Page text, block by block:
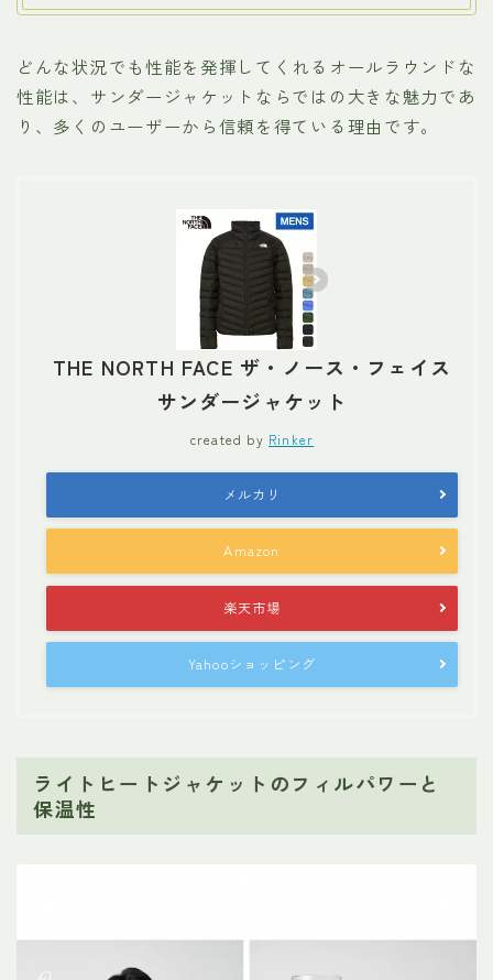
どんな状況でも性能を発揮してくれるオールラウンドな
性能は、サンダージャケットならではの大きな魅力であ
り、多くのユーザーから信頼を得ている理由です。
THE NORTH FACE ザ・ノース・フェイス
サンダージャケット
created by Rinker
メルカリ
Amazon
楽天市場
Yahooショッピング
ライトヒートジャケットのフィルパワーと
保温性